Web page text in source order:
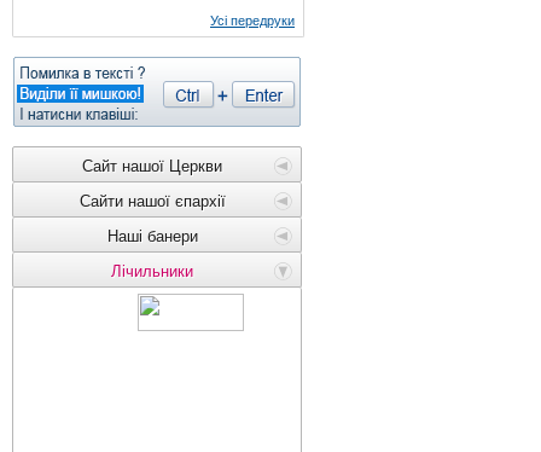
Усі передруки
Сайт нашої Церкви
Сайти нашої єпархії
Наші банери
Лічильники